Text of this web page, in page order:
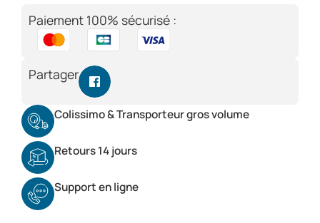
Paiement 100% sécurisé :
Partager
Colissimo & Transporteur gros volume
Retours 14 jours
Support en ligne